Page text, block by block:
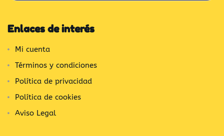
Enlaces de interés
Mi cuenta
Términos y condiciones
Política de privacidad
Política de cookies
Aviso Legal